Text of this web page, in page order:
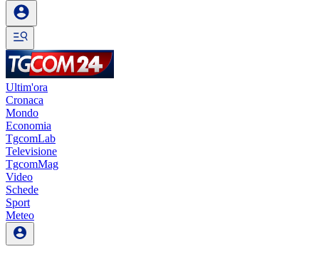
Ultim'ora
Cronaca
Mondo
Economia
TgcomLab
Televisione
TgcomMag
Video
Schede
Sport
Meteo